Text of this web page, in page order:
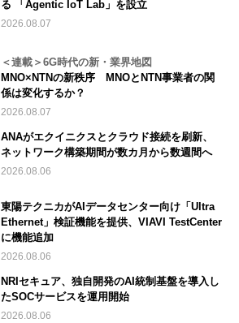
る 「Agentic IoT Lab」を設立
2026.08.07
＜連載＞6G時代の新・業界地図
MNO×NTNの新秩序 MNOとNTN事業者の関
係は変化するか？
2026.08.07
ANAがエクイニクスとクラウド接続を刷新、
ネットワーク構築期間が数カ月から数週間へ
2026.08.06
東陽テクニカがAIデータセンター向け「Ultra
Ethernet」検証機能を提供、VIAVI TestCenter
に機能追加
2026.08.06
NRIセキュア、独自開発のAI統制基盤を導入し
たSOCサービスを運用開始
2026.08.06